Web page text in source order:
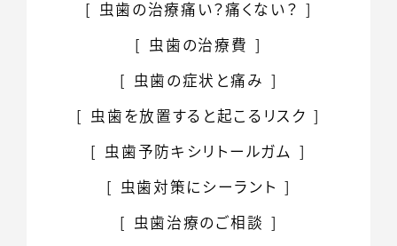
虫歯の治療痛い？痛くない？
虫歯の治療費
虫歯の症状と痛み
虫歯を放置すると起こるリスク
虫歯予防キシリトールガム
虫歯対策にシーラント
虫歯治療のご相談